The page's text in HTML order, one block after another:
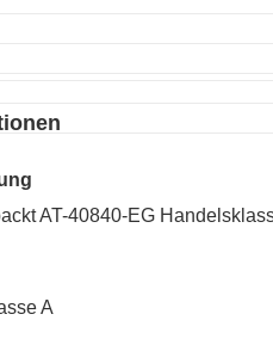
AT-40840-EG
A